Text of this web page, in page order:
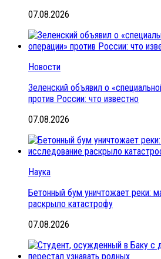
07.08.2026
Новости
Зеленский объявил о
против России: что известно
07.08.2026
Наука
Бетонный бум уничтожает реки:
раскрыло катастрофу
07.08.2026